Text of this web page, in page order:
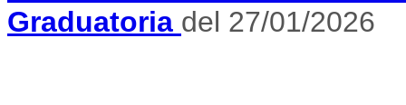
Graduatoria del 27/01/2026